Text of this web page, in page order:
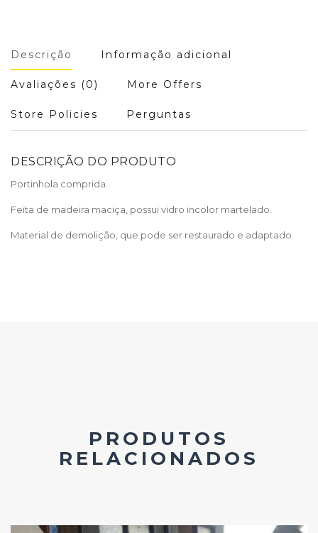
Descrição Informação adicional
Avaliações (0) More Offers
Store Policies Perguntas
DESCRIÇÃO DO PRODUTO
Portinhola comprida.
Feita de madeira maciça, possui vidro incolor martelado.
Material de demolição, que pode ser restaurado e adaptado.
PRODUTOS
RELACIONADOS